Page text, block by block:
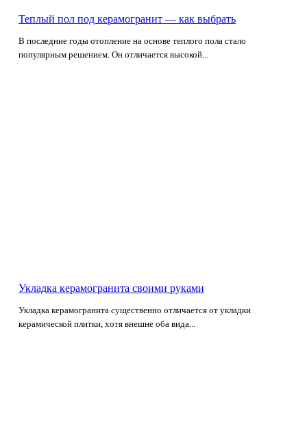
Теплый пол под керамогранит — как выбрать
В последние годы отопление на основе теплого пола стало
популярным решением. Он отличается высокой...
Укладка керамогранита своими руками
Укладка керамогранита существенно отличается от укладки
керамической плитки, хотя внешне оба вида...